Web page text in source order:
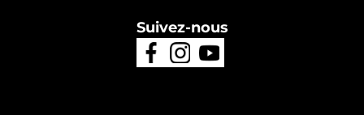
Suivez-nous